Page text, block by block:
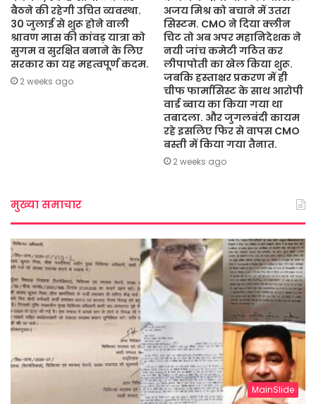
बैठने की रहेगी उचित व्यवस्था.
30 जुलाई से शुरू होने वाली
श्रावण मास की कांवड़ यात्रा को
सुगम व सुरक्षित बनाने के लिए
सरकार का यह महत्वपूर्ण कदम.
2 weeks ago
अजय मिश्र को बचाने में उतरा
सिस्टम. CMO ने दिया क्लीन
चिट तो अब अपर महानिदेशक ने
नयी जांच कमेटी गठित कर
लीपापोती का खेल किया शुरू.
जबकि हस्ताक्षर प्रकरण में ही
चीफ फार्मासिस्ट के साथ आरोपी
वार्ड ब्वाय का किया गया था
तबादला. और जुगलबंदी कायम
रहे इसलिए फिर से वापस CMO
बस्ती में किया गया तैनात.
2 weeks ago
मुख्या समाचार
MainSlide